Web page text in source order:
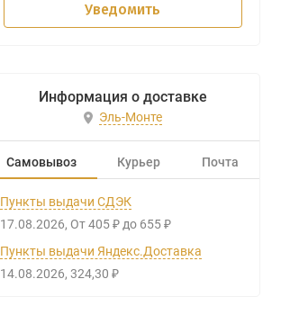
Уведомить
Информация о доставке
Эль-Монте
Самовывоз Курьер Почта
Пункты выдачи СДЭК
17.08.2026 От 405 ₽ до 655 ₽
Пункты выдачи Яндекс.Доставка
14.08.2026 324,30 ₽